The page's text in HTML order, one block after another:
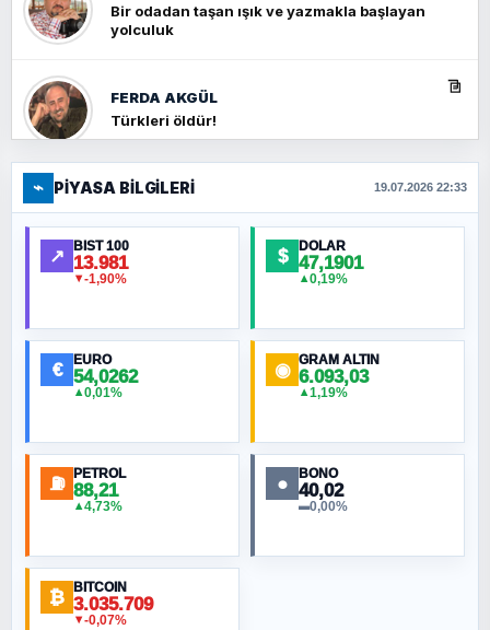
Bir odadan taşan ışık ve yazmakla başlayan
yolculuk
FERDA AKGÜL
Türkleri öldür!
FERHAT BÜYÜKKALKAN
Ankara Zirvesi: NATO Toplantısı mı, Yeni
Ortadoğu Haritasının Provası mı?
MURAT ÖZKAN
NURETTIN BÖLÜK
ORHAN KILIÇOĞLU
Fahişeye beyinli bir müstevli alçağına
⌁ PIYASA BILGILERI 19.07.2026 22:33
↗ BIST 100
13.981
▼-1,90%
$ DOLAR
47,1901
▲0,19%
€ EURO
54,0262
▲0,01%
◉ GRAM ALTIN
6.093,03
▲1,19%
⛽ PETROL
88,21
▲4,73%
● BONO
40,02
▬0,00%
₿ BITCOIN
3.035.709
▼-0,07%